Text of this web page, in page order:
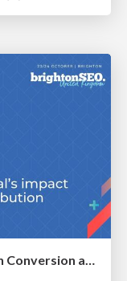
Measuring Dark Social's Impact On Conversion and Attribution